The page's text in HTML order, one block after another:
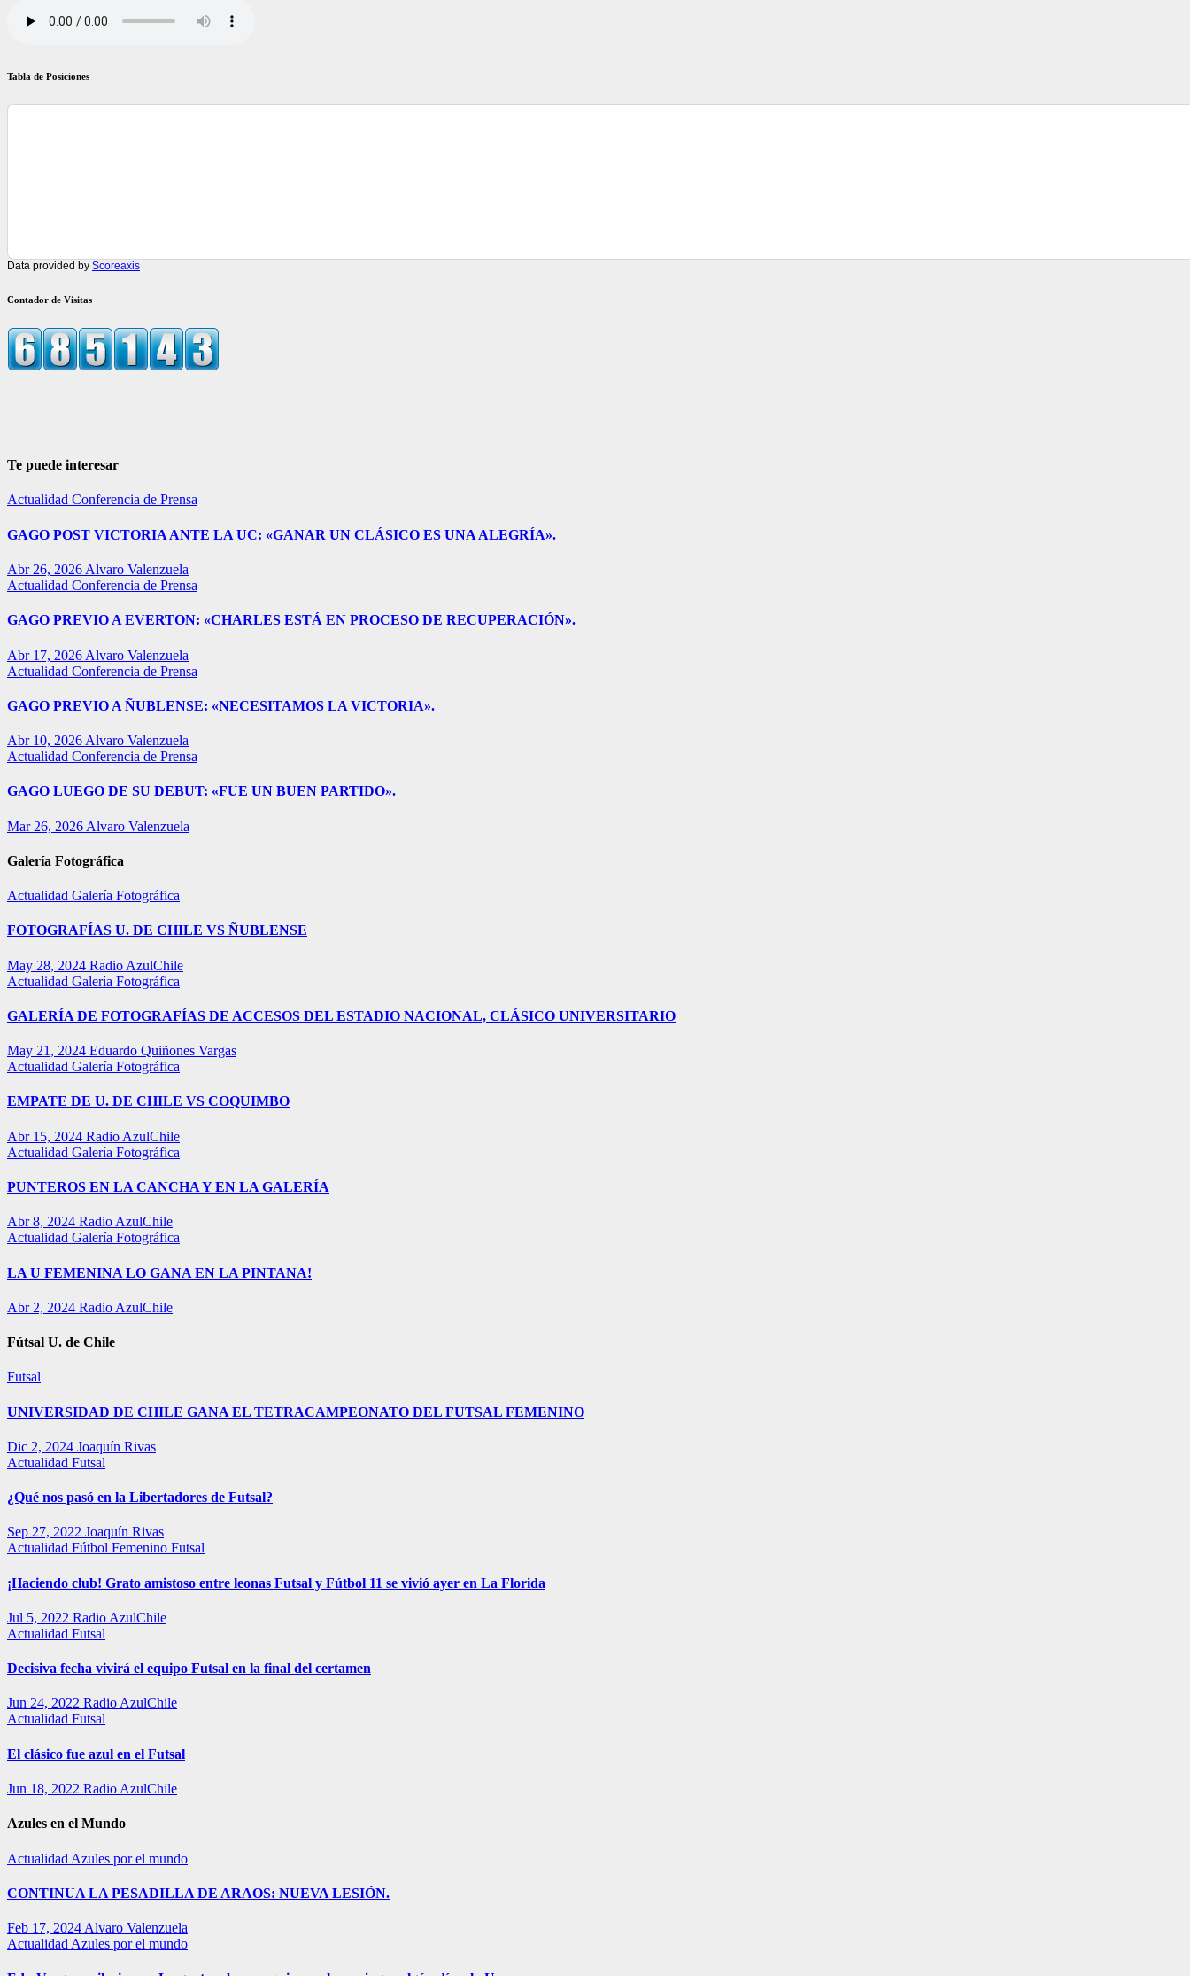
Tabla de Posiciones
Data provided by Scoreaxis
Contador de Visitas
Te puede interesar
Actualidad Conferencia de Prensa
GAGO POST VICTORIA ANTE LA UC: «GANAR UN CLÁSICO ES UNA ALEGRÍA».
Abr 26, 2026 Alvaro Valenzuela
Actualidad Conferencia de Prensa
GAGO PREVIO A EVERTON: «CHARLES ESTÁ EN PROCESO DE RECUPERACIÓN».
Abr 17, 2026 Alvaro Valenzuela
Actualidad Conferencia de Prensa
GAGO PREVIO A ÑUBLENSE: «NECESITAMOS LA VICTORIA».
Abr 10, 2026 Alvaro Valenzuela
Actualidad Conferencia de Prensa
GAGO LUEGO DE SU DEBUT: «FUE UN BUEN PARTIDO».
Mar 26, 2026 Alvaro Valenzuela
Galería Fotográfica
Actualidad Galería Fotográfica
FOTOGRAFÍAS U. DE CHILE VS ÑUBLENSE
May 28, 2024 Radio AzulChile
Actualidad Galería Fotográfica
GALERÍA DE FOTOGRAFÍAS DE ACCESOS DEL ESTADIO NACIONAL, CLÁSICO UNIVERSITARIO
May 21, 2024 Eduardo Quiñones Vargas
Actualidad Galería Fotográfica
EMPATE DE U. DE CHILE VS COQUIMBO
Abr 15, 2024 Radio AzulChile
Actualidad Galería Fotográfica
PUNTEROS EN LA CANCHA Y EN LA GALERÍA
Abr 8, 2024 Radio AzulChile
Actualidad Galería Fotográfica
LA U FEMENINA LO GANA EN LA PINTANA!
Abr 2, 2024 Radio AzulChile
Fútsal U. de Chile
Futsal
UNIVERSIDAD DE CHILE GANA EL TETRACAMPEONATO DEL FUTSAL FEMENINO
Dic 2, 2024 Joaquín Rivas
Actualidad Futsal
¿Qué nos pasó en la Libertadores de Futsal?
Sep 27, 2022 Joaquín Rivas
Actualidad Fútbol Femenino Futsal
¡Haciendo club! Grato amistoso entre leonas Futsal y Fútbol 11 se vivió ayer en La Florida
Jul 5, 2022 Radio AzulChile
Actualidad Futsal
Decisiva fecha vivirá el equipo Futsal en la final del certamen
Jun 24, 2022 Radio AzulChile
Actualidad Futsal
El clásico fue azul en el Futsal
Jun 18, 2022 Radio AzulChile
Azules en el Mundo
Actualidad Azules por el mundo
CONTINUA LA PESADILLA DE ARAOS: NUEVA LESIÓN.
Feb 17, 2024 Alvaro Valenzuela
Actualidad Azules por el mundo